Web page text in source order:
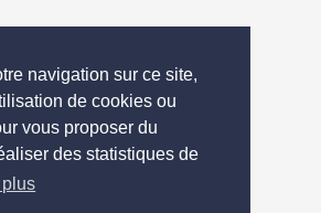
navigation sur ce site,
de cookies ou
vous proposer du
des statistiques de